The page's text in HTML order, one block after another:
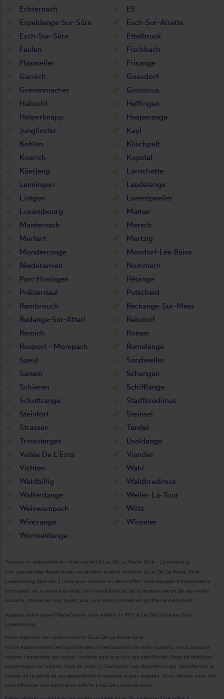
Echternach
Ell
Erpeldange-Sur-Sûre
Esch-Sur-Alzette
Esch-Sur-Sûre
Ettelbruck
Feulen
Fischbach
Flaxweiler
Frisange
Garnich
Goesdorf
Grevenmacher
Grosbous
Habscht
Heffingen
Helperknapp
Hesperange
Junglinster
Kayl
Kehlen
Kiischpelt
Koerich
Kopstal
Käerjeng
Larochette
Lenningen
Leudelange
Lintgen
Lorentzweiler
Luxembourg
Mamer
Manternach
Mersch
Mertert
Mertzig
Mondercange
Mondorf-Les-Bains
Niederanven
Nommern
Parc Hosingen
Pétange
Préizerdaul
Putscheid
Rambrouch
Reckange-Sur-Mess
Redange-Sur-Attert
Reisdorf
Remich
Roeser
Rosport - Mompach
Rumelange
Saeul
Sandweiler
Sanem
Schengen
Schieren
Schifflange
Schuttrange
Stadtbredimus
Steinfort
Steinsel
Strassen
Tandel
Troisvierges
Useldange
Vallée De L'Ernz
Vianden
Vichten
Wahl
Waldbillig
Waldbredimus
Walferdange
Weiler-La-Tour
Weiswampach
Wiltz
Wincrange
Winseler
Wormeldange
Trouvez un spécialiste du volet roulant à Lac De La Haute-Sûre - Luxembourg
Nos spécialistes Repar’stores se rendent à votre domicile à Lac De La Haute-Sûre -
Luxembourg dans les 2 jours pour réaliser un devis offert. Nos équipes d'installateurs
s'occupent de la remise en état, de l'installation, et de la modernisation de vos volets
roulants, stores de tous types, pour que vous puissiez en profiter entièrement.
Appelez votre expert Repar’stores pour établir un RDV à Lac De La Haute-Sûre -
Luxembourg.
Nous réparons vos volets roulants à Lac De La Haute-Sûre
Notre établissement est qualifié dans la restauration de volet roulants. Nous pouvons
réparer l'ensemble des volets roulants quel que soit ses spécificités (type de matières,
automatique ou manuel, type de volet…). Contactez nos réparateurs qui identifieront la
source de la panne et qui apporteront la réponse la plus adaptée. Nous venons sous 48h
pour effectuer une estimation offerte à Lac De La Haute-Sûre.